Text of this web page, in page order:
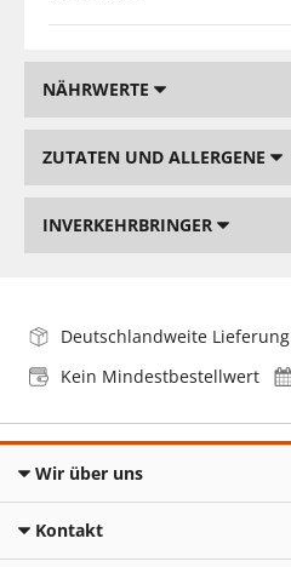
NÄHRWERTE
ZUTATEN UND ALLERGENE
INVERKEHRBRINGER
Deutschlandweite Lieferung
Kein Mindestbestellwert
Wir über uns
Kontakt